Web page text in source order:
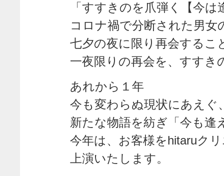
「すすきのを爪弾く【今
コロナ禍で分断された男女
七夕の夜に限り再会するこ
一夜限りの再会を、すすき
あれから１年
今も変わらぬ現状にあえぐ
新たな物語を紡ぎ「今も逢
今年は、お客様をhitaruク
上演いたします。